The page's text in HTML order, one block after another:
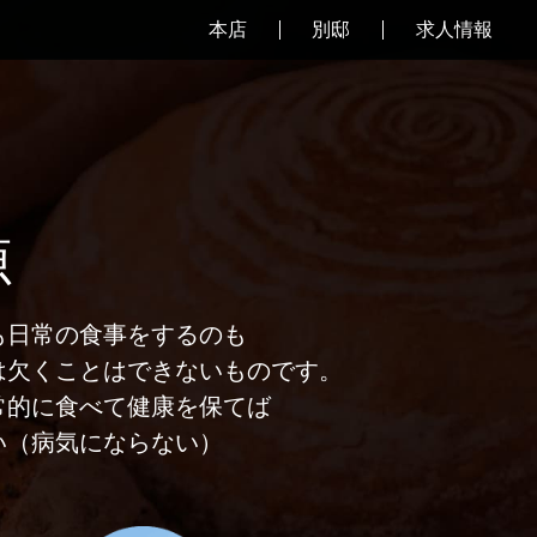
本店 別邸 求人情報
常の食事をするのも
くことはできないものです。
に食べて健康を保てば
病気にならない）